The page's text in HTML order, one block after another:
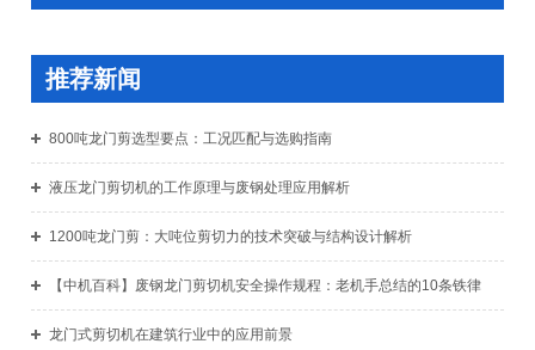
推荐新闻
800吨龙门剪选型要点：工况匹配与选购指南
液压龙门剪切机的工作原理与废钢处理应用解析
1200吨龙门剪：大吨位剪切力的技术突破与结构设计解析
【中机百科】废钢龙门剪切机安全操作规程：老机手总结的10条铁律
龙门式剪切机在建筑行业中的应用前景